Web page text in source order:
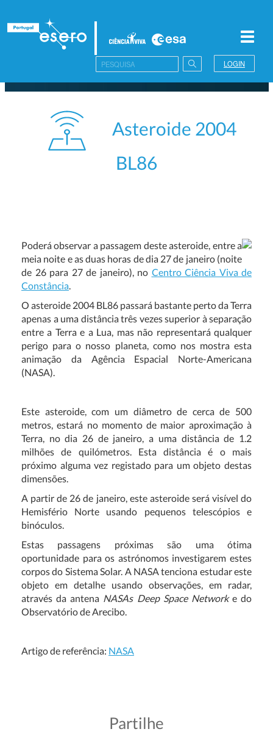
LOGIN
Asteroide 2004
BL86
Poderá observar a passagem deste asteroide, entre a
meia noite e as duas horas de dia 27 de janeiro (noite
de 26 para 27 de janeiro), no Centro Ciência Viva de
Constância.
O asteroide 2004 BL86 passará bastante perto da Terra
apenas a uma distância três vezes superior à separação
entre a Terra e a Lua, mas não representará qualquer
perigo para o nosso planeta, como nos mostra esta
animação da Agência Espacial Norte-Americana
(NASA).
Este asteroide, com um diâmetro de cerca de 500
metros, estará no momento de maior aproximação à
Terra, no dia 26 de janeiro, a uma distância de 1.2
milhões de quilómetros. Esta distância é o mais
próximo alguma vez registado para um objeto destas
dimensões.
A partir de 26 de janeiro, este asteroide será visível do
Hemisfério Norte usando pequenos telescópios e
binóculos.
Estas passagens próximas são uma ótima
oportunidade para os astrónomos investigarem estes
corpos do Sistema Solar. A NASA tenciona estudar este
objeto em detalhe usando observações, em radar,
através da antena NASAs Deep Space Networke do
Observatório de Arecibo.
Artigo de referência: NASA
Partilhe